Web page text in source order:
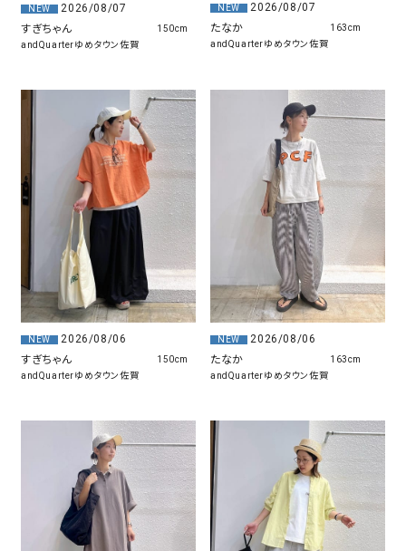
NEW
2026/08/07
すぎちゃん
andQuarterゆめタウン佐賀
150cm
NEW
2026/08/07
たなか
andQuarterゆめタウン佐賀
163cm
NEW
2026/08/06
すぎちゃん
andQuarterゆめタウン佐賀
150cm
NEW
2026/08/06
たなか
andQuarterゆめタウン佐賀
163cm